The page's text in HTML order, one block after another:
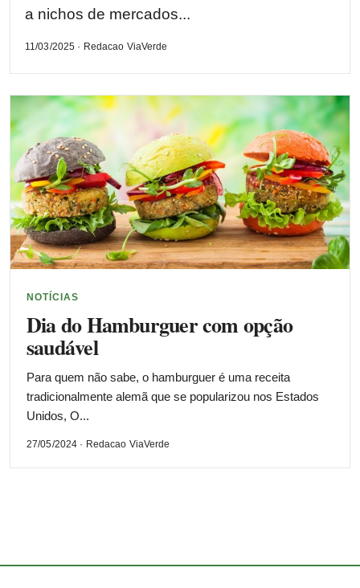
a nichos de mercados...
11/03/2025 · Redacao ViaVerde
NOTÍCIAS
Dia do Hamburguer com opção
saudável
Para quem não sabe, o hamburguer é uma receita
tradicionalmente alemã que se popularizou nos Estados
Unidos, O...
27/05/2024 · Redacao ViaVerde